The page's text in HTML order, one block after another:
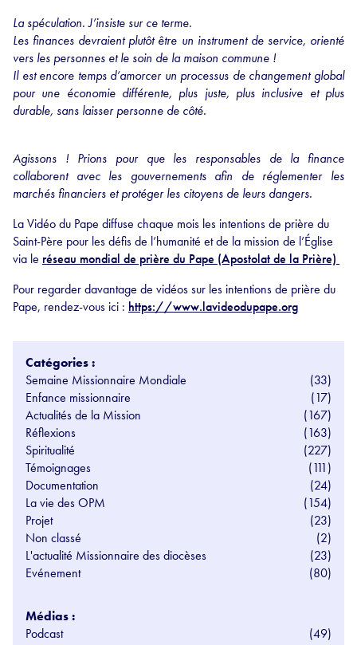
La spéculation. J’insiste sur ce terme.
Les finances devraient plutôt être un instrument de service, orienté
vers les personnes et le soin de la maison commune !
Il est encore temps d’amorcer un processus de changement global
pour une économie différente, plus juste, plus inclusive et plus
durable, sans laisser personne de côté.
Agissons ! Prions pour que les responsables de la finance
collaborent avec les gouvernements afin de réglementer les
marchés financiers et protéger les citoyens de leurs dangers.
La Vidéo du Pape diffuse chaque mois les intentions de prière du
Saint-Père pour les défis de l’humanité et de la mission de l’Église
via le réseau mondial de prière du Pape (Apostolat de la Prière)
Pour regarder davantage de vidéos sur les intentions de prière du
Pape, rendez-vous ici : https://www.lavideodupape.org
Catégories :
Semaine Missionnaire Mondiale
(33)
Enfance missionnaire
(17)
Actualités de la Mission
(167)
Réflexions
(163)
Spiritualité
(227)
Témoignages
(111)
Documentation
(24)
La vie des OPM
(154)
Projet
(23)
Non classé
(2)
L'actualité Missionnaire des diocèses
(23)
Evénement
(80)
Médias :
Podcast
(49)